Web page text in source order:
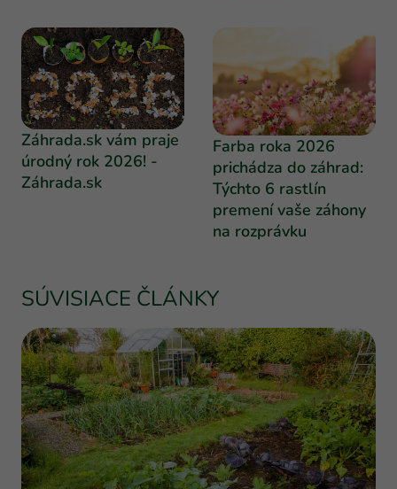
Záhrada.sk vám praje
úrodný rok 2026! -
Záhrada.sk
Farba roka 2026
prichádza do záhrad:
Týchto 6 rastlín
premení vaše záhony
na rozprávku
SÚVISIACE ČLÁNKY